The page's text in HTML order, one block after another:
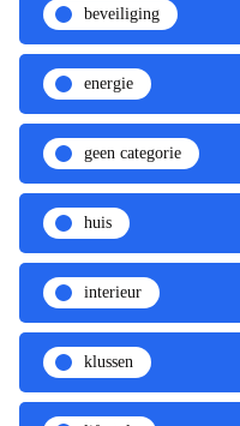
beveiliging
energie
geen categorie
huis
interieur
klussen